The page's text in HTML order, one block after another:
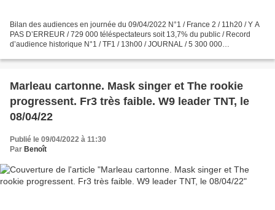
Bilan des audiences en journée du 09/04/2022 N°1 / France 2 / 11h20 / Y A
PAS D’ERREUR / 729 000 téléspectateurs soit 13,7% du public / Record
d’audience historique N°1 / TF1 / 13h00 / JOURNAL / 5 300 000
Marleau cartonne. Mask singer et The rookie
progressent. Fr3 très faible. W9 leader TNT, le
08/04/22
Publié le 09/04/2022 à 11:30
Par Benoît